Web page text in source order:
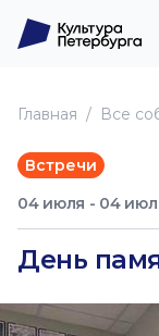
Главная Все
Встречи
04 июля - 04
День